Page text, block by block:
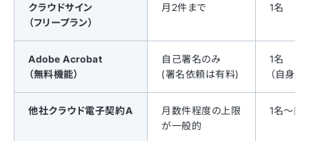
クラウドサイン
（フリープラン）
月2件まで 1名
Adobe Acrobat
（無料機能）
自己署名のみ
(署名依頼は有料)
1名
（自身の
他社クラウド電子契約A
月数件程度の上限
が一般的
1名〜数